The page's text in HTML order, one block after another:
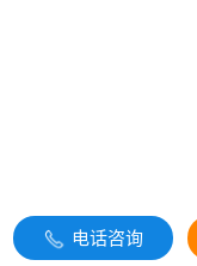
电话咨询